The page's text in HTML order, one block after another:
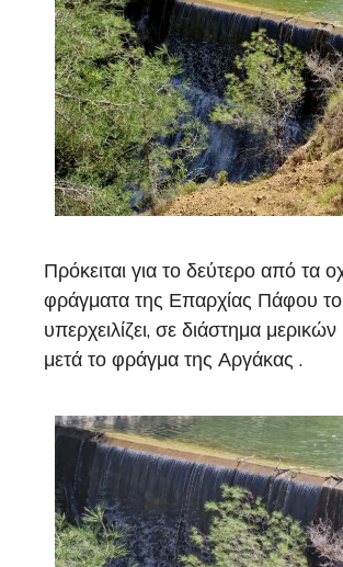
Πρόκειται για το δεύτερο από τα
φράγματα της Επαρχίας Πάφου
υπερχειλίζει, σε διάστημα
μετά το φράγμα της Αργάκας .